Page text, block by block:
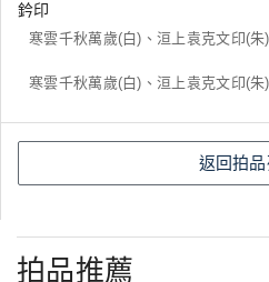
鈐印
寒雲千秋萬歲(白)、洹上袁克文印(朱)
寒雲千秋萬歲(白)、洹上袁克文印(朱)
返回拍
拍品推薦